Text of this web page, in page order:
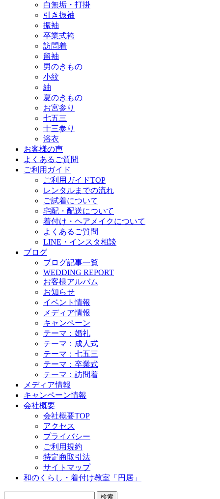
白無垢・打掛
引き振袖
振袖
卒業式袴
訪問着
留袖
男のきもの
小紋
紬
夏のきもの
お宮参り
七五三
十三参り
浴衣
お客様の声
よくあるご質問
ご利用ガイド
ご利用ガイドTOP
レンタルまでの流れ
ご試着について
宅配・配送について
着付け・ヘアメイクについて
よくあるご質問
LINE・インスタ相談
ブログ
ブログ記事一覧
WEDDING REPORT
お客様アルバム
お知らせ
イベント情報
メディア情報
キャンペーン
テーマ：婚礼
テーマ：成人式
テーマ：七五三
テーマ：卒業式
テーマ：訪問着
メディア情報
キャンペーン情報
会社概要
会社概要TOP
アクセス
プライバシー
ご利用規約
特定商取引法
サイトマップ
和のくらし・着付け教室「円居」